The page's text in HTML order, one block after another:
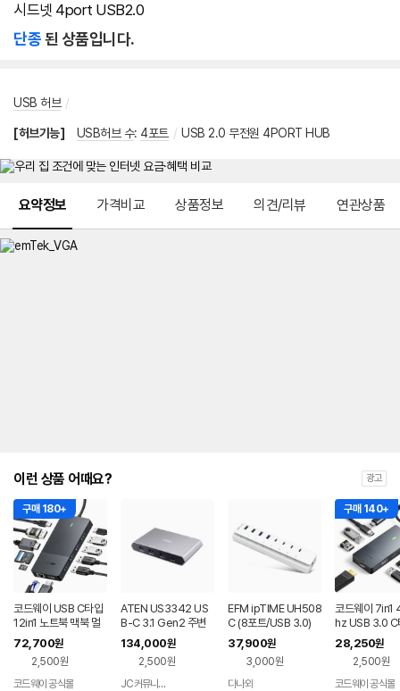
시드넷 4port USB2.0
단종된 상품입니다.
USB 허브 /
[허브기능] USB허브 수: 4포트 / USB 2.0 무전원 4PORT HUB
요약정보 가격비교 상품정보 의견/리뷰 연관상품
이런 상품 어때요? 광고
구매 180+
코드웨이 USB C타입
12in1 노트북 맥북 멀
티허브
72,700원
2,500원
코드웨이 공식몰
ATEN US3342 US
B-C 3.1 Gen2 주변
기기 공유 스위치
134,000원
2,500원
JC커뮤니케이션
EFM ipTIME UH508
C (8포트/USB 3.0)
37,900원
3,000원
다나와
구매 140+
코드웨이 7in1
hz USB 3.0 C
트북 맥북 멀티
28,250원
2,500원
코드웨이 공식몰